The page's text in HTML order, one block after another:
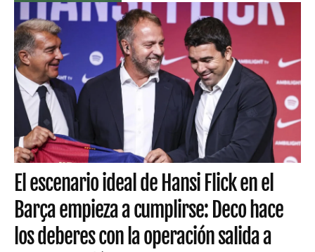
El escenario ideal de Hansi Flick en el
Barça empieza a cumplirse: Deco hace
los deberes con la operación salida a